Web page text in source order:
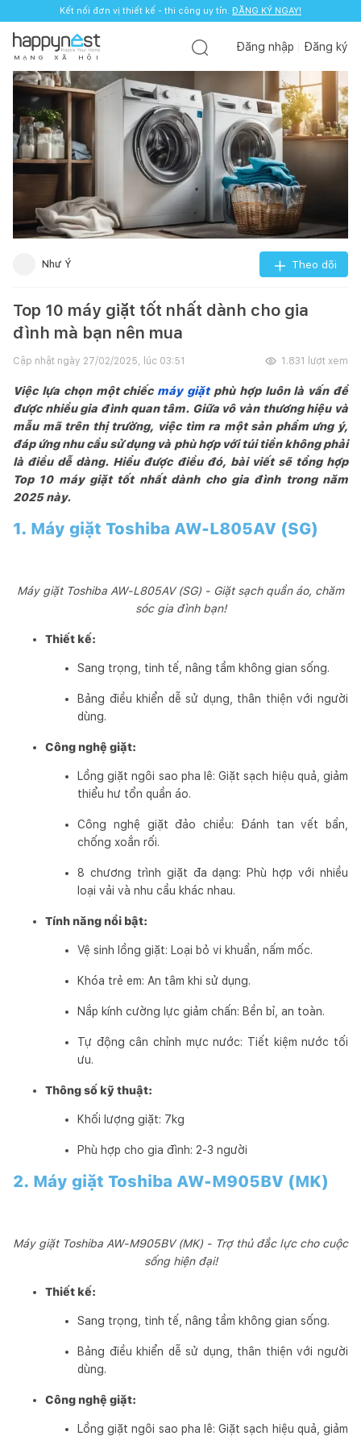
Kết nối đơn vị thiết kế - thi công uy tín. ĐĂNG KÝ NGAY!
M Ạ N G X Ã H Ộ I
Đăng nhập Đăng ký
Như Ý Theo dõi
Top 10 máy giặt tốt nhất dành cho gia
đình mà bạn nên mua
Cập nhật ngày 27/02/2025, lúc 03:51 1.831 lượt xem
Việc lựa chọn một chiếc máy giặtphù hợp luôn là vấn đề
được nhiều gia đình quan tâm. Giữa vô vàn thương hiệu và
mẫu mã trên thị trường, việc tìm ra một sản phẩm ưng ý,
đáp ứng nhu cầu sử dụng và phù hợp với túi tiền không phải
là điều dễ dàng. Hiểu được điều đó, bài viết sẽ tổng hợp
Top 10 máy giặt tốt nhất dành cho gia đình trong năm
2025 này.
1. Máy giặt Toshiba AW-L805AV (SG)
Máy giặt Toshiba AW-L805AV (SG) - Giặt sạch quần áo, chăm
sóc gia đình bạn!
Thiết kế:
Sang trọng, tinh tế, nâng tầm không gian sống.
Bảng điều khiển dễ sử dụng, thân thiện với người
dùng.
Công nghệ giặt:
Lồng giặt ngôi sao pha lê: Giặt sạch hiệu quả, giảm
thiểu hư tổn quần áo.
Công nghệ giặt đảo chiều: Đánh tan vết bẩn,
chống xoắn rối.
8 chương trình giặt đa dạng: Phù hợp với nhiều
loại vải và nhu cầu khác nhau.
Tính năng nổi bật:
Vệ sinh lồng giặt: Loại bỏ vi khuẩn, nấm mốc.
Khóa trẻ em: An tâm khi sử dụng.
Nắp kính cường lực giảm chấn: Bền bỉ, an toàn.
Tự động cân chỉnh mực nước: Tiết kiệm nước tối
ưu.
Thông số kỹ thuật:
Khối lượng giặt: 7kg
Phù hợp cho gia đình: 2-3 người
2. Máy giặt Toshiba AW-M905BV (MK)
Máy giặt Toshiba AW-M905BV (MK) - Trợ thủ đắc lực cho cuộc
sống hiện đại!
Thiết kế:
Sang trọng, tinh tế, nâng tầm không gian sống.
Bảng điều khiển dễ sử dụng, thân thiện với người
dùng.
Công nghệ giặt:
Lồng giặt ngôi sao pha lê: Giặt sạch hiệu quả, giảm